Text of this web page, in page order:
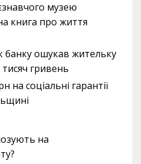
музею
книга про життя
банку ошукав жительку
гривень
на соціальні гарантії
на